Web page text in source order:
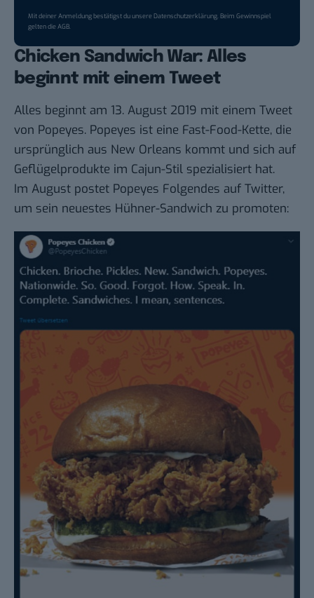
Mit deiner Anmeldung bestätigst du unsereDatenschutzerklärung. Beim Gewinnspiel
gelten dieAGB.
Chicken Sandwich War: Alles
beginnt mit einem Tweet
Alles beginnt am 13. August 2019 mit einem Tweet
von Popeyes. Popeyes ist eine Fast-Food-Kette, die
ursprünglich aus New Orleans kommt und sich auf
Geflügelprodukte im Cajun-Stil spezialisiert hat.
Im August postet Popeyes Folgendes auf Twitter,
um sein neuestes Hühner-Sandwich zu promoten: